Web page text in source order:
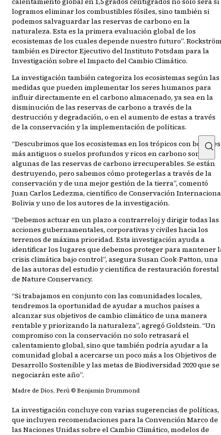
logramos eliminar los combustibles fósiles, sino también si
podemos salvaguardar las reservas de carbono en la
naturaleza. Esta es la primera evaluación global de los
ecosistemas de los cuales depende nuestro futuro”.
también es Director Ejecutivo del Instituto Potsdam para la
Investigación sobre el Impacto del Cambio Climático.
La investigación también categoriza los ecosistemas según las
medidas que pueden implementar los seres humanos para
influir directamente en el carbono almacenado, ya sea en la
disminución de las reservas de carbono a través de la
destrucción y degradación, o en el aumento de estas a través
de la conservación y la implementación de políticas.
“Descubrimos que los ecosistemas en los trópicos con bosques
más antiguos o suelos profundos y ricos en carbono son
algunas de las reservas de carbono irrecuperables. Se están
destruyendo, pero sabemos cómo protegerlas a través de la
conservación y de una mejor gestión de la tierra”, comentó
Juan Carlos Ledezma, científico de Conservación
Bolivia y uno de los autores de la investigación.
“Debemos actuar en un plazo a contrarreloj y dirigir todas las
acciones gubernamentales, corporativas y civiles hacia los
terrenos de máxima prioridad. Esta investigación ayuda a
identificar los lugares que debemos proteger para mantener
crisis climática bajo control”, asegura Susan Cook-Patton, una
de las autoras del estudio y científica de restauración forestal
de Nature Conservancy.
“Si trabajamos en conjunto con las comunidades locales,
tendremos la oportunidad de ayudar a muchos países a
alcanzar sus objetivos de cambio climático de una manera
rentable y priorizando la naturaleza”, agregó Goldstein. “Un
compromiso con la conservación no solo retrasará el
calentamiento global, sino que también podría ayudar a la
comunidad global a acercarse un poco más a los Objetivos de
Desarrollo Sostenible y las metas de Biodiversidad 2020 que se
negociarán este año”.
Madre de Dios, Perú © Benjamin Drummond
La investigación concluye con varias sugerencias de políticas,
que incluyen recomendaciones para la Convención Marco de
las Naciones Unidas sobre el Cambio Climático, modelos de